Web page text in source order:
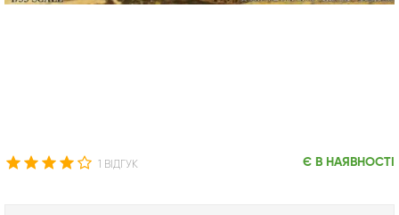
1 ВІДГУК Є В НАЯВНОСТІ